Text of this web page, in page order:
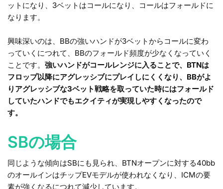
ットになり、3ベットはコールになり、コールはフォールドに
なります。
興味深いのは、BBの強いハンドが3ベットからコールに変わ
っていくにつれて、BBのフォールド頻度が少なくなっていく
ことです。 強いハンドがコールレンジに入ることで、BTNは
フロップ以降にアグレッシブにプレイしにくくなり、BBがよ
りアグレッシブな3ベット戦略を取っていた時にはフォールド
していたハンドでもエクイティが実現しやすくなったので
す。
SBの場合
同じような傾向はSBにも見られ、BTNオープンに対する40bb
のオールインはチップEVモデルが使われなくなり、ICMの要
素が強くなるにつれて減少しています。